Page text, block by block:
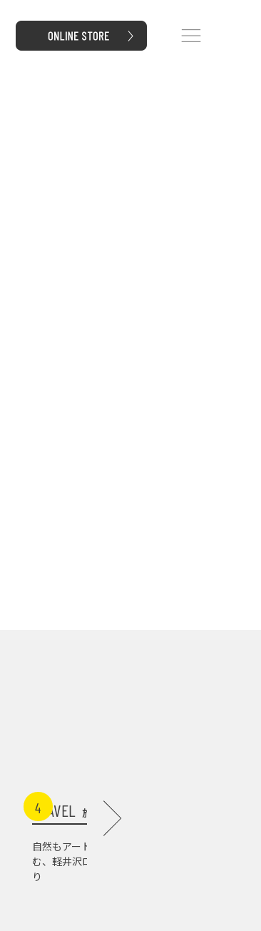
4
TRAVEL 旅行
自然もアートもグルメも楽し
む、軽井沢ローカルスポット巡
り